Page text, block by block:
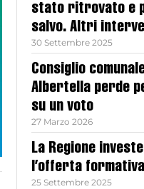
stato ritrovato e
salvo. Altri
30 Settembre 2025
Consiglio
Albertella perde
su un voto
27 Marzo 2026
La Regione
l’offerta
25 Settembre 2025